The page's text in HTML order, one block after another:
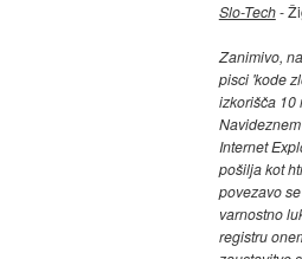
Slo-Tech-
Zanimivo,
pisci 'kode
izkorišča 10
Internet
pošilja kot
povezavo
varnostno
registru